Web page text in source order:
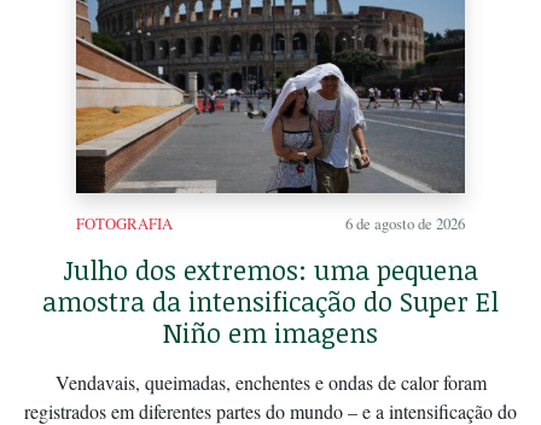
FOTOGRAFIA 6 de agosto de 2026
Julho dos extremos: uma pequena
amostra da intensificação do Super El
Niño em imagens
Vendavais, queimadas, enchentes e ondas de calor foram
registrados em diferentes partes do mundo – e a intensificação do